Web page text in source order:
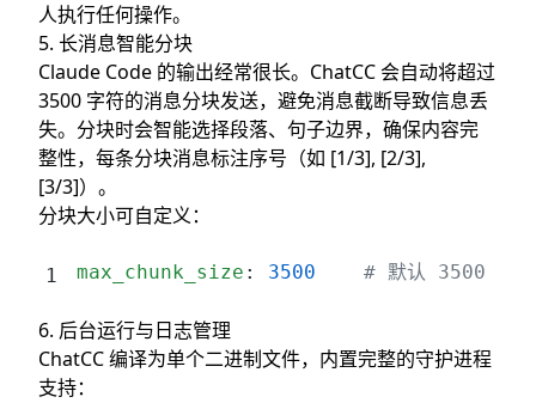
人执行任何操作。
5. 长消息智能分块
Claude Code 的输出经常很长。ChatCC 会自动将超过
3500 字符的消息分块发送，避免消息截断导致信息丢
失。分块时会智能选择段落、句子边界，确保内容完
整性，每条分块消息标注序号（如 [1/3], [2/3],
[3/3]）。
分块大小可自定义：
max_chunk_size : 3500
    # 默认 3500 字符
6. 后台运行与日志管理
ChatCC 编译为单个二进制文件，内置完整的守护进程
支持：